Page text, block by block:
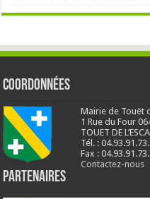
Coordonnées
Mairie de Touët
1 Rue du Four
TOUET DE
Tél. :
Fax :
Contactez-nous
Partenaires